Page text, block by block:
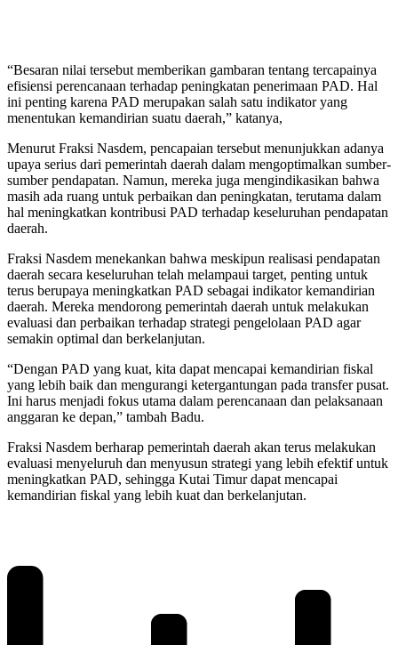
“Besaran nilai tersebut memberikan gambaran tentang tercapainya
efisiensi perencanaan terhadap peningkatan penerimaan PAD. Hal
ini penting karena PAD merupakan salah satu indikator yang
menentukan kemandirian suatu daerah,” katanya,
Menurut Fraksi Nasdem, pencapaian tersebut menunjukkan adanya
upaya serius dari pemerintah daerah dalam mengoptimalkan sumber-
sumber pendapatan. Namun, mereka juga mengindikasikan bahwa
masih ada ruang untuk perbaikan dan peningkatan, terutama dalam
hal meningkatkan kontribusi PAD terhadap keseluruhan pendapatan
daerah.
Fraksi Nasdem menekankan bahwa meskipun realisasi pendapatan
daerah secara keseluruhan telah melampaui target, penting untuk
terus berupaya meningkatkan PAD sebagai indikator kemandirian
daerah. Mereka mendorong pemerintah daerah untuk melakukan
evaluasi dan perbaikan terhadap strategi pengelolaan PAD agar
semakin optimal dan berkelanjutan.
“Dengan PAD yang kuat, kita dapat mencapai kemandirian fiskal
yang lebih baik dan mengurangi ketergantungan pada transfer pusat.
Ini harus menjadi fokus utama dalam perencanaan dan pelaksanaan
anggaran ke depan,” tambah Badu.
Fraksi Nasdem berharap pemerintah daerah akan terus melakukan
evaluasi menyeluruh dan menyusun strategi yang lebih efektif untuk
meningkatkan PAD, sehingga Kutai Timur dapat mencapai
kemandirian fiskal yang lebih kuat dan berkelanjutan.